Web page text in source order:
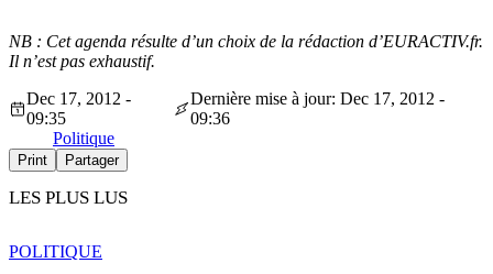
NB : Cet agenda résulte d’un choix de la rédaction d’EURACTIV.fr.
Il n’est pas exhaustif.
Dec 17, 2012 -
09:35
Dernière mise à jour: Dec 17, 2012 -
09:36
Politique
Print Partager
LES PLUS LUS
POLITIQUE